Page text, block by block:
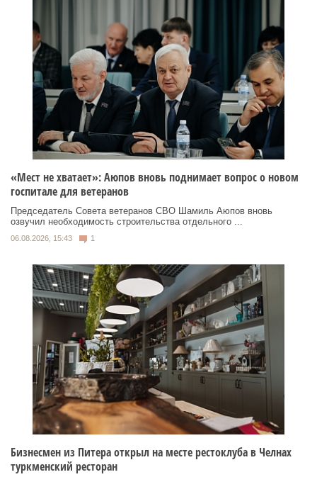
«Мест не хватает»: Аюпов вновь поднимает вопрос о новом
госпитале для ветеранов
Председатель Совета ветеранов СВО Шамиль Аюпов вновь
озвучил необходимость строительства отдельного ...
06.08.2026, 15:43 1
Бизнесмен из Питера открыл на месте рестоклуба в Челнах
туркменский ресторан